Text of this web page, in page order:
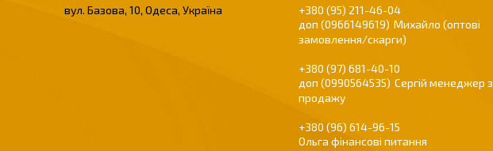
вул. Базова, 10, Одеса, Україна
+380 (95) 211-46-04
0966149619
Михайло (оптові
замовлення/скарги)
+380 (97) 681-40-10
0990564535
Сергій менеджер з
продажу
+380 (96) 614-96-15
Ольга фінансові питання